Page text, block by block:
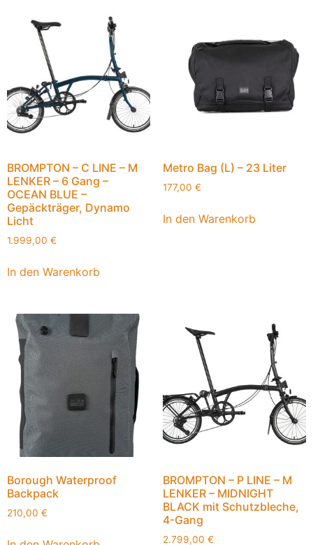
BROMPTON – C LINE – M
LENKER – 6 Gang –
OCEAN BLUE –
Gepäckträger, Dynamo
Licht
1.999,00 €
In den Warenkorb
Metro Bag (L) – 23 Liter
177,00 €
In den Warenkorb
Borough Waterproof
Backpack
210,00 €
BROMPTON – P LINE – M
LENKER – MIDNIGHT
BLACK mit Schutzbleche,
4-Gang
2.799,00 €